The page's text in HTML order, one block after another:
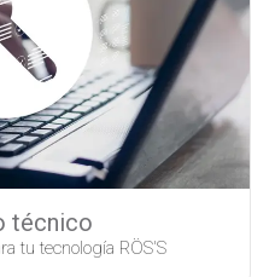
técnico
tu tecnología RÖS'S